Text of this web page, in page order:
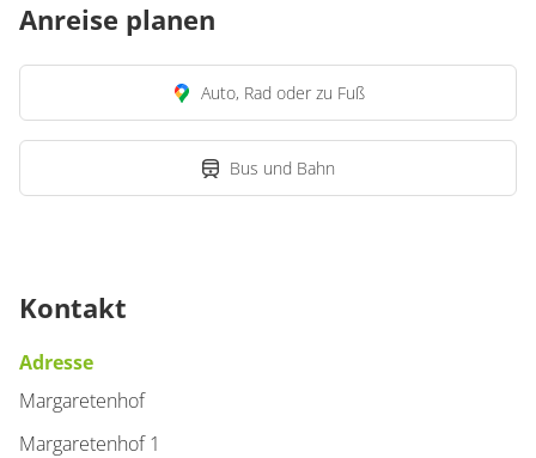
Anreise planen
Auto, Rad oder zu Fuß
Bus und Bahn
Kontakt
Adresse
Margaretenhof
Margaretenhof 1